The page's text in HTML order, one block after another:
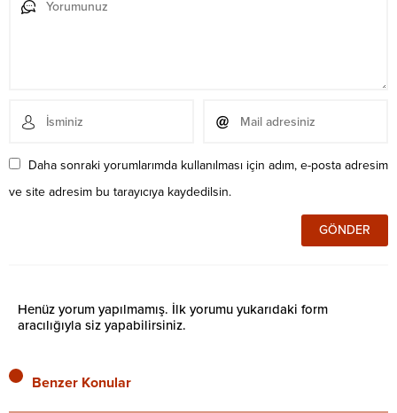
Daha sonraki yorumlarımda kullanılması için adım, e-posta adresim
ve site adresim bu tarayıcıya kaydedilsin.
Henüz yorum yapılmamış. İlk yorumu yukarıdaki form
aracılığıyla siz yapabilirsiniz.
Benzer Konular